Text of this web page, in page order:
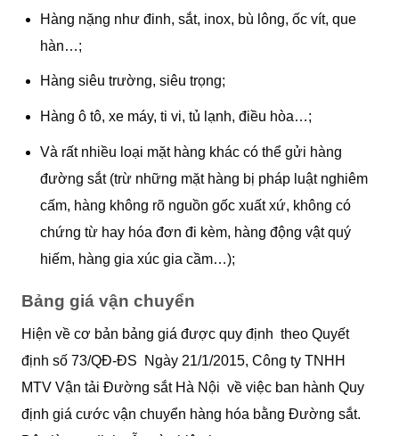
Hàng nặng như đinh, sắt, inox, bù lông, ốc vít, que
hàn…;
Hàng siêu trường, siêu trọng;
Hàng ô tô, xe máy, ti vi, tủ lạnh, điều hòa…;
Và rất nhiều loại mặt hàng khác có thể gửi hàng
đường sắt (trừ những mặt hàng bị pháp luật nghiêm
cấm, hàng không rõ nguồn gốc xuất xứ, không có
chứng từ hay hóa đơn đi kèm, hàng động vật quý
hiếm, hàng gia xúc gia cầm…);
Bảng giá vận chuyển
Hiện về cơ bản bảng giá được quy định theo Quyết
định số 73/QĐ-ĐS Ngày 21/1/2015, Công ty TNHH
MTV Vận tải Đường sắt Hà Nội về việc ban hành Quy
định giá cước vận chuyển hàng hóa bằng Đường sắt.